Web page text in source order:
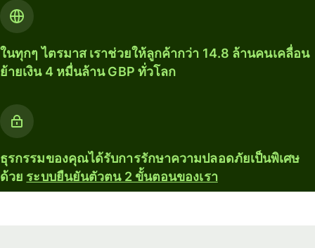
ในทุกๆ ไตรมาส เราช่วยให้ลูกค้ากว่า 14.8 ล้านคนเคลื่อน
ย้ายเงิน 4 หมื่นล้าน GBP ทั่วโลก
ธุรกรรมของคุณได้รับการรักษาความปลอดภัยเป็นพิเศษ
ด้วย ระบบยืนยันตัวตน 2 ขั้นตอนของเรา